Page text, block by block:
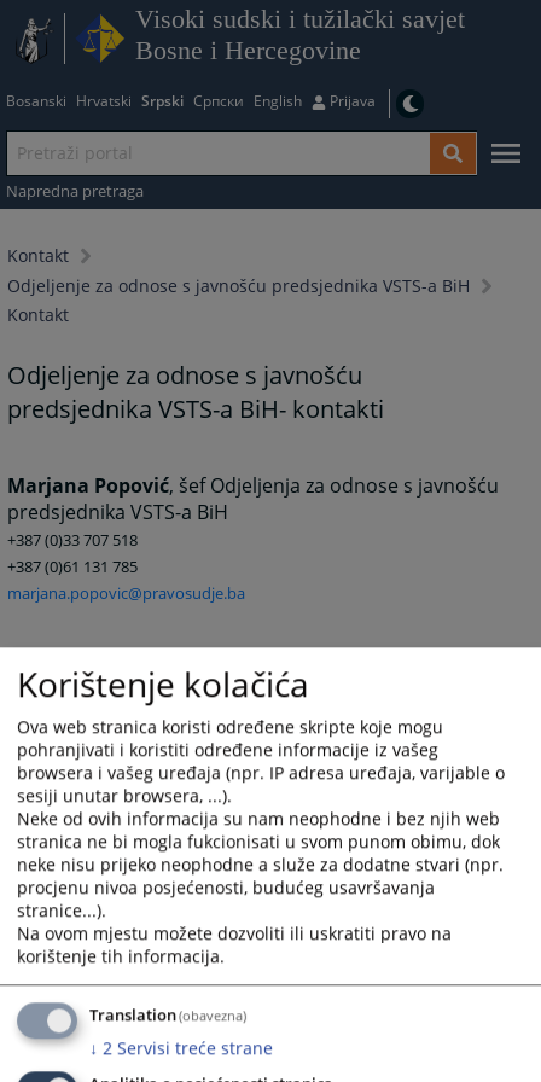
Visoki sudski i tužilački savjet
Bosne i Hercegovine
Bosanski Hrvatski Srpski Српски English Prijava
Napredna pretraga
Kontakt
Odjeljenje za odnose s javnošću predsjednika VSTS-a BiH
Kontakt
Odjeljenje za odnose s javnošću
predsjednika VSTS-a BiH- kontakti
Marjana Popović, šef Odjeljenja za odnose s javnošću
predsjednika VSTS-a BiH
+387 (0)33 707 518
+387 (0)61 131 785
marjana.popovic@pravosudje.ba
+387 (0)33 704 604
edisa.sikalo@pravosudje.ba
Korištenje kolačića
Ova web stranica koristi određene skripte koje mogu
pohranjivati i koristiti određene informacije iz vašeg
browsera i vašeg uređaja (npr. IP adresa uređaja, varijable o
sesiji unutar browsera, ...).
Neke od ovih informacija su nam neophodne i bez njih web
stranica ne bi mogla fukcionisati u svom punom obimu, dok
neke nisu prijeko neophodne a služe za dodatne stvari (npr.
procjenu nivoa posjećenosti, budućeg usavršavanja
stranice...).
Na ovom mjestu možete dozvoliti ili uskratiti pravo na
korištenje tih informacija.
Translation(obavezna)
↓ 2 Servisi treće strane